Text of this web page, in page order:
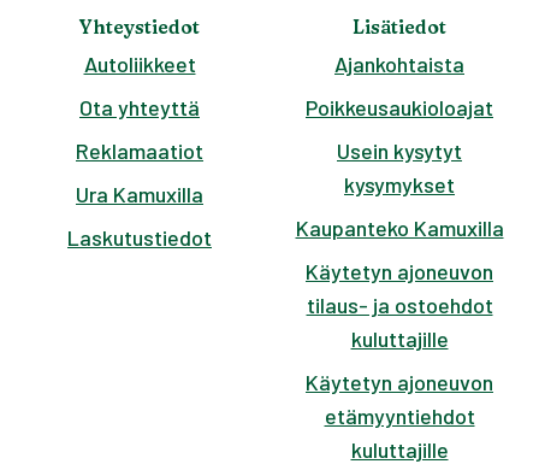
Yhteystiedot
Autoliikkeet
Ota yhteyttä
Reklamaatiot
Ura Kamuxilla
Laskutustiedot
Lisätiedot
Ajankohtaista
Poikkeusaukioloajat
Usein kysytyt
kysymykset
Kaupanteko Kamuxilla
Käytetyn ajoneuvon
tilaus- ja ostoehdot
kuluttajille
Käytetyn ajoneuvon
etämyyntiehdot
kuluttajille